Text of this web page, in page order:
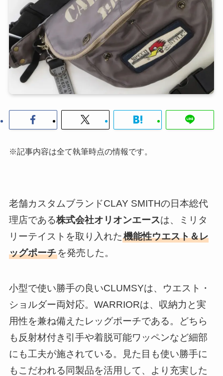
※記事内容は全て執筆時点の情報です。
老舗カスタムブランドCLAY SMITHの日本総代
理店である株式会社オリオンエースは、ミリタ
リーテイストを取り入れた機能性ウエスト＆レ
ッグポーチを発売した。
小型で使い勝手の良いCLUMSYは、ウエスト・
ショルダー両対応。WARRIORは、収納力と実
用性を兼ね備えたレッグポーチである。どちら
も反射材付き引手や着脱可能ワッペンなど細部
にも工夫が施されている。見た目も使い勝手に
もこだわれる同製品を活用して、より充実した